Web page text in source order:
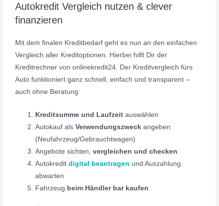
Autokredit Vergleich nutzen & clever
finanzieren
Mit dem finalen Kreditbedarf geht es nun an den einfachen
Vergleich aller Kreditoptionen. Hierbei hilft Dir der
Kreditrechner von onlinekredit24. Der Kreditvergleich fürs
Auto funktioniert ganz schnell, einfach und transparent –
auch ohne Beratung:
Kreditsumme und Laufzeit auswählen
Autokauf alsVerwendungszweck angeben
(Neufahrzeug/Gebrauchtwagen)
Angebote sichten,vergleichen und checken
Autokreditdigital beantragen und Auszahlung
abwarten
Fahrzeug beim Händler bar kaufen